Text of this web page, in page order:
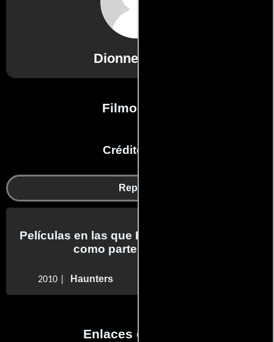
Dionne Meyer
Filmografía
Créditos en:
Reparto
Películas en las que Dionne Meyer trabajo
como parte del reparto
2010 | Haunters
Enlaces externos